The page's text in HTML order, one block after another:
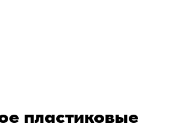
пластиковые